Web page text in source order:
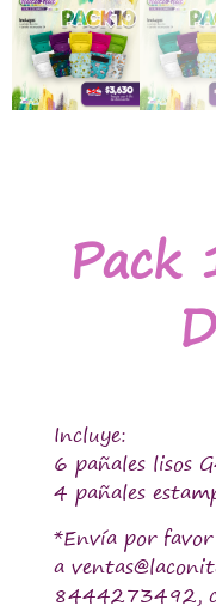
Pack
Incluye:
6 pañales lisos
4 pañales
*Envía por
a
8444273492,